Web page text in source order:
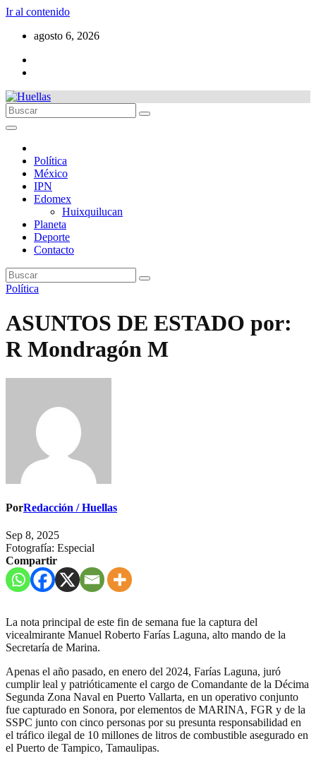
Ir al contenido
agosto 6, 2026
Política
México
IPN
Edomex
Huixquilucan
Planeta
Deporte
Contacto
Política
ASUNTOS DE ESTADO por:
R Mondragón M
PorRedacción / Huellas
Sep 8, 2025
Fotografía: Especial
Compartir
La nota principal de este fin de semana fue la captura del
vicealmirante Manuel Roberto Farías Laguna, alto mando de la
Secretaría de Marina.
Apenas el año pasado, en enero del 2024, Farías Laguna, juró
cumplir leal y patrióticamente el cargo de Comandante de la Décima
Segunda Zona Naval en Puerto Vallarta, en un operativo conjunto
fue capturado en Sonora, por elementos de MARINA, FGR y de la
SSPC junto con cinco personas por su presunta responsabilidad en
el tráfico ilegal de 10 millones de litros de combustible asegurado en
el Puerto de Tampico, Tamaulipas.